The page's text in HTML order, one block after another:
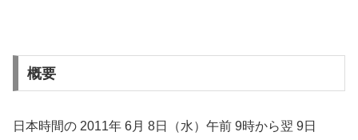
概要
日本時間の 2011年 6月 8日（水）午前 9時から翌 9日